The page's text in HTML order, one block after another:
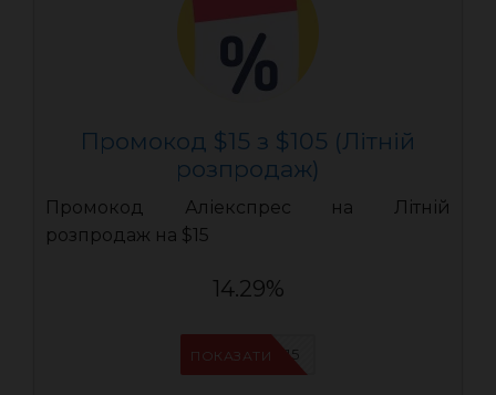
Промокод $15 з $105 (Літній
розпродаж)
Промокод Аліекспрес на Літній
розпродаж на $15
14.29%
AEUA15
ПОКАЗАТИ